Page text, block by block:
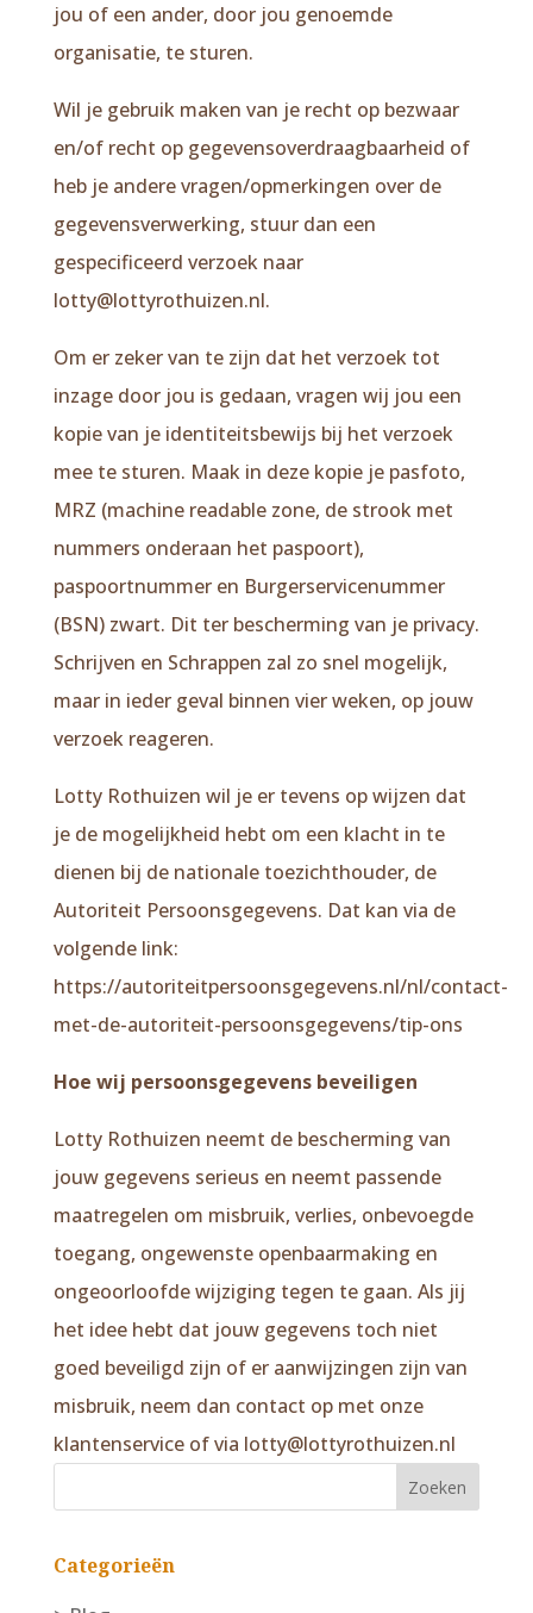
jou of een ander, door jou genoemde
organisatie, te sturen.
Wil je gebruik maken van je recht op bezwaar
en/of recht op gegevensoverdraagbaarheid of
heb je andere vragen/opmerkingen over de
gegevensverwerking, stuur dan een
gespecificeerd verzoek naar
lotty@lottyrothuizen.nl.
Om er zeker van te zijn dat het verzoek tot
inzage door jou is gedaan, vragen wij jou een
kopie van je identiteitsbewijs bij het verzoek
mee te sturen. Maak in deze kopie je pasfoto,
MRZ (machine readable zone, de strook met
nummers onderaan het paspoort),
paspoortnummer en Burgerservicenummer
(BSN) zwart. Dit ter bescherming van je privacy.
Schrijven en Schrappen zal zo snel mogelijk,
maar in ieder geval binnen vier weken, op jouw
verzoek reageren.
Lotty Rothuizen wil je er tevens op wijzen dat
je de mogelijkheid hebt om een klacht in te
dienen bij de nationale toezichthouder, de
Autoriteit Persoonsgegevens. Dat kan via de
volgende link:
https://autoriteitpersoonsgegevens.nl/nl/contact-
met-de-autoriteit-persoonsgegevens/tip-ons
Hoe wij persoonsgegevens beveiligen
Lotty Rothuizen neemt de bescherming van
jouw gegevens serieus en neemt passende
maatregelen om misbruik, verlies, onbevoegde
toegang, ongewenste openbaarmaking en
ongeoorloofde wijziging tegen te gaan. Als jij
het idee hebt dat jouw gegevens toch niet
goed beveiligd zijn of er aanwijzingen zijn van
misbruik, neem dan contact op met onze
klantenservice of via lotty@lottyrothuizen.nl
Categorieën